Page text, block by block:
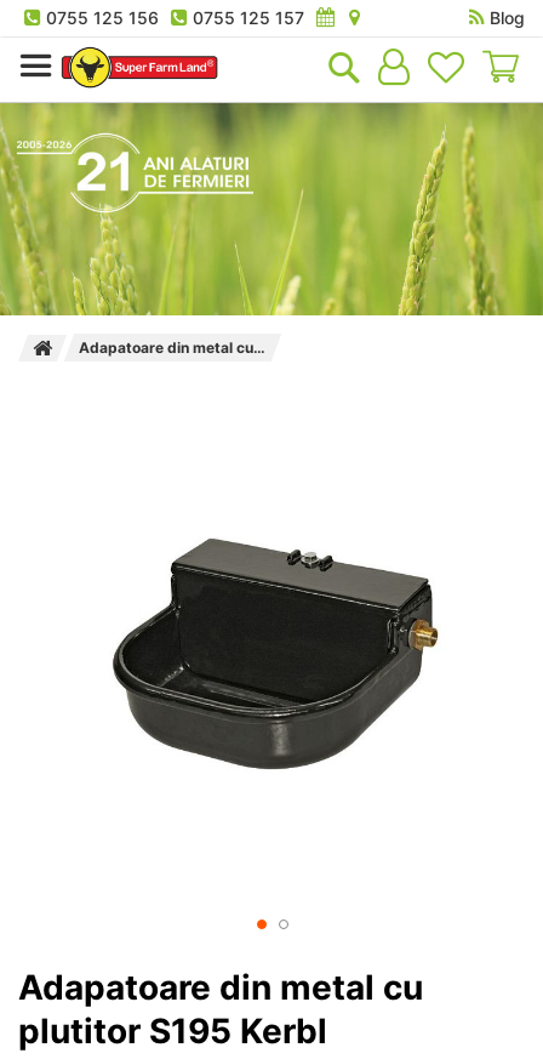
0755 125 156 0755 125 157
Blog
Adapatoare din metal cu plutitor S195 Kerbl
Adapatoare din metal cu
plutitor S195 Kerbl